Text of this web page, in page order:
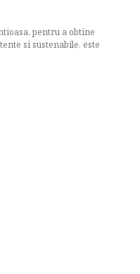
pentru a obtine
si sustenabile, este